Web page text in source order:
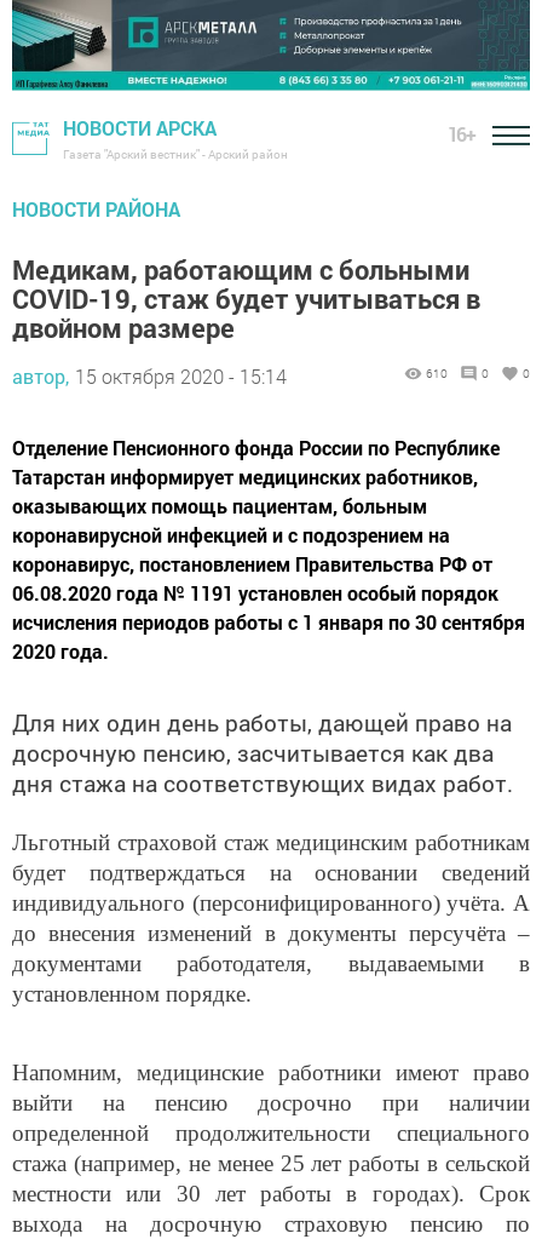
НОВОСТИ АРСКА
Газета "Арский вестник" - Арский район
16+
НОВОСТИ РАЙОНА
Медикам, работающим с больными
COVID-19, стаж будет учитываться в
двойном размере
автор, 15 октября 2020 - 15:14 610 0 0
Отделение Пенсионного фонда России по Республике
Татарстан информирует медицинских работников,
оказывающих помощь пациентам, больным
коронавирусной инфекцией и с подозрением на
коронавирус, постановлением Правительства РФ от
06.08.2020 года № 1191 установлен особый порядок
исчисления периодов работы с 1 января по 30 сентября
2020 года.
Для них один день работы, дающей право на
досрочную пенсию, засчитывается как два
дня стажа на соответствующих видах работ.
Льготный страховой стаж медицинским работникам
будет подтверждаться на основании сведений
индивидуального (персонифицированного) учёта. А
до внесения изменений в документы персучёта –
документами работодателя, выдаваемыми в
установленном порядке.
Напомним, медицинские работники имеют право
выйти на пенсию досрочно при наличии
определенной продолжительности специального
стажа (например, не менее 25 лет работы в сельской
местности или 30 лет работы в городах). Срок
выхода на досрочную страховую пенсию по